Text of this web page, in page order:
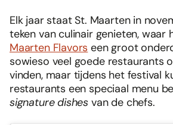
Elk jaar staat St. Maarten in
teken van culinair genieten, waar
Maarten Flavors een groot
sowieso veel goede restaurants
vinden, maar tijdens het festival
restaurants een speciaal menu
signature dishes van de chefs.